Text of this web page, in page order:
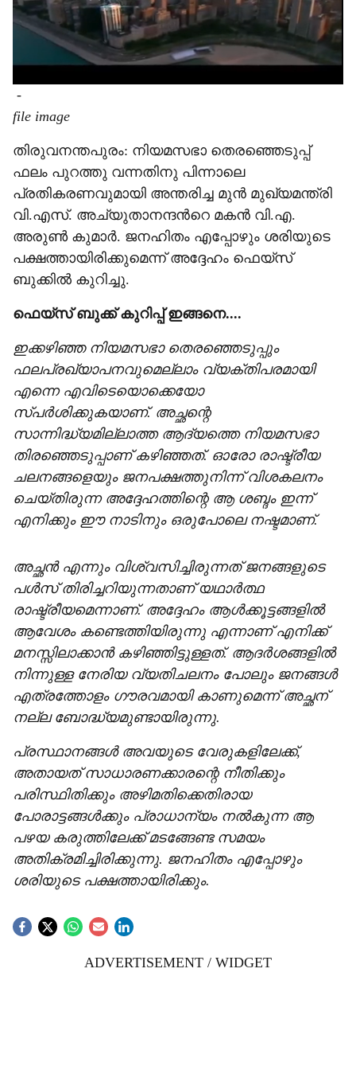
-
file image
തിരുവനന്തപുരം: നിയമസഭാ തെരഞ്ഞെടുപ്പ്
ഫലം പുറത്തു വന്നതിനു പിന്നാലെ
പ്രതികരണവുമായി അന്തരിച്ച മുൻ മുഖ്യമന്ത്രി
വി.എസ്. അച്യുതാനന്ദന്‍റെ മകൻ വി.എ.
അരുൺ കുമാർ. ജനഹിതം എപ്പോഴും ശരിയുടെ
പക്ഷത്തായിരിക്കുമെന്ന് അദ്ദേഹം ഫെയ്സ്
ബുക്കിൽ കുറിച്ചു.
ഫെയ്സ് ബുക്ക് കുറിപ്പ് ഇങ്ങനെ....
ഇക്കഴിഞ്ഞ നിയമസഭാ തെരഞ്ഞെടുപ്പും
ഫലപ്രഖ്യാപനവുമെല്ലാം വ്യക്തിപരമായി
എന്നെ എവിടെയൊക്കെയോ
സ്പർശിക്കുകയാണ്. അച്ഛന്റെ
സാന്നിദ്ധ്യമില്ലാത്ത ആദ്യത്തെ നിയമസഭാ
തിരഞ്ഞെടുപ്പാണ് കഴിഞ്ഞത്. ഓരോ രാഷ്ട്രീയ
ചലനങ്ങളെയും ജനപക്ഷത്തുനിന്ന് വിശകലനം
ചെയ്തിരുന്ന അദ്ദേഹത്തിന്റെ ആ ശബ്ദം ഇന്ന്
എനിക്കും ഈ നാടിനും ഒരുപോലെ നഷ്ടമാണ്.
അച്ഛൻ എന്നും വിശ്വസിച്ചിരുന്നത് ജനങ്ങളുടെ
പൾസ് തിരിച്ചറിയുന്നതാണ് യഥാർത്ഥ
രാഷ്ട്രീയമെന്നാണ്. അദ്ദേഹം ആൾക്കൂട്ടങ്ങളിൽ
ആവേശം കണ്ടെത്തിയിരുന്നു എന്നാണ് എനിക്ക്
മനസ്സിലാക്കാൻ കഴിഞ്ഞിട്ടുള്ളത്. ആദർശങ്ങളിൽ
നിന്നുള്ള നേരിയ വ്യതിചലനം പോലും ജനങ്ങൾ
എത്രത്തോളം ഗൗരവമായി കാണുമെന്ന് അച്ഛന്
നല്ല ബോദ്ധ്യമുണ്ടായിരുന്നു.
പ്രസ്ഥാനങ്ങൾ അവയുടെ വേരുകളിലേക്ക്,
അതായത് സാധാരണക്കാരന്റെ നീതിക്കും
പരിസ്ഥിതിക്കും അഴിമതിക്കെതിരായ
പോരാട്ടങ്ങൾക്കും പ്രാധാന്യം നൽകുന്ന ആ
പഴയ കരുത്തിലേക്ക് മടങ്ങേണ്ട സമയം
അതിക്രമിച്ചിരിക്കുന്നു. ജനഹിതം എപ്പോഴും
ശരിയുടെ പക്ഷത്തായിരിക്കും.
ADVERTISEMENT / WIDGET